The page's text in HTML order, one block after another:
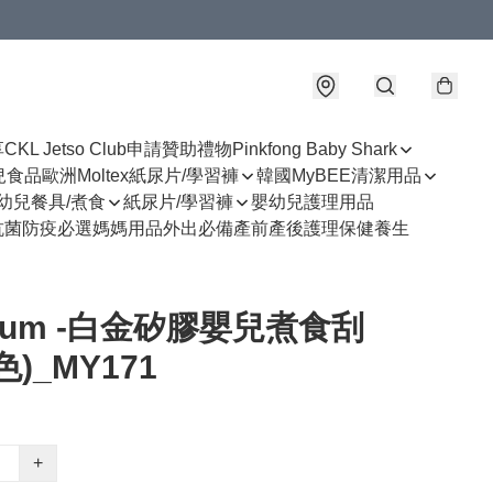
CKL Jetso Club申請贊助禮物Pinkfong Baby Shark
食品歐洲Moltex紙尿片/學習褲
韓國MyBEE清潔用品
兒餐具/煮食 紙尿片/學習褲
嬰幼兒護理用品
菌防疫必選媽媽用品外出必備產前產後護理保健養生
-白金矽膠嬰兒煮食刮
)_MY171
+